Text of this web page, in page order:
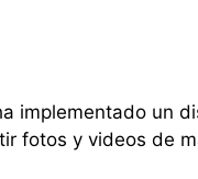
implementado un
fotos y videos de